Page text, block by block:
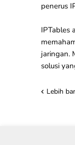
penerus
IPTables
jaringan.
solusi
Lebih